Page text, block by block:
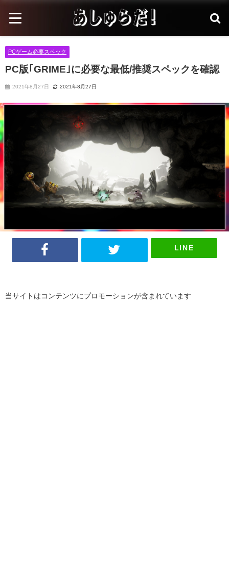
PCゲーム必要スペック
PC版｢GRIME｣に必要な最低/推奨スペックを確認
2021年8月27日 2021年8月27日
LINE
当サイトはコンテンツにプロモーションが含まれています